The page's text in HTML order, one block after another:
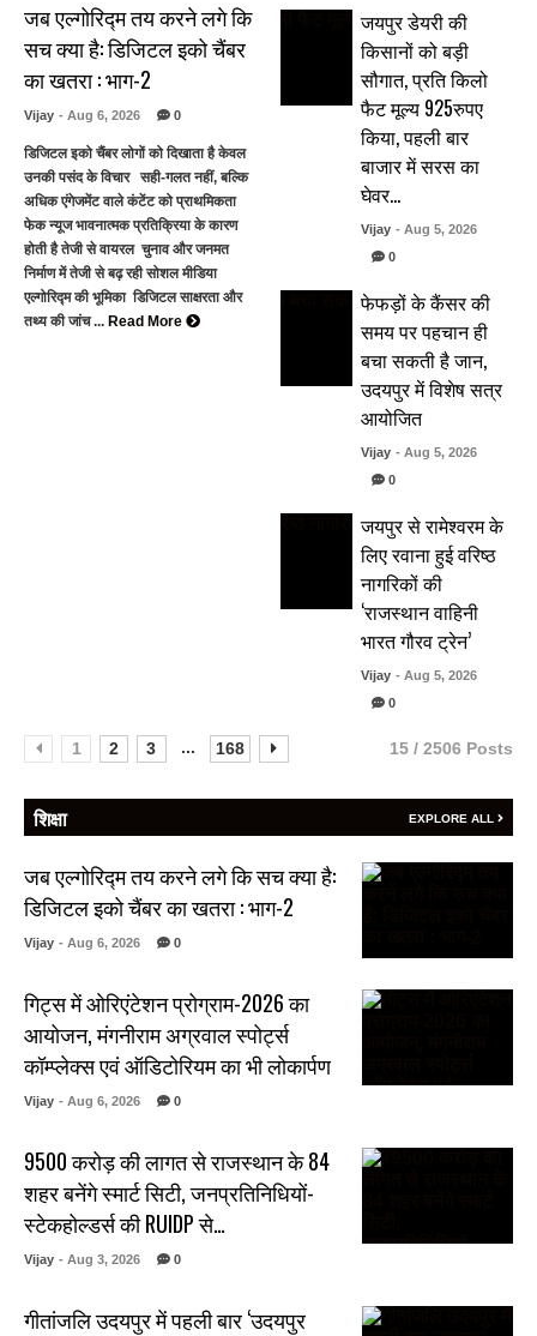
जब एल्गोरिद्म तय करने लगे कि
सच क्या है: डिजिटल इको चैंबर
का खतरा : भाग-2
Vijay - Aug 6, 2026 0
डिजिटल इको चैंबर लोगों को दिखाता है केवल
उनकी पसंद के विचार सही-गलत नहीं, बल्कि
अधिक एंगेजमेंट वाले कंटेंट को प्राथमिकता
फेक न्यूज भावनात्मक प्रतिक्रिया के कारण
होती है तेजी से वायरल चुनाव और जनमत
निर्माण में तेजी से बढ़ रही सोशल मीडिया
एल्गोरिद्म की भूमिका डिजिटल साक्षरता और
तथ्य की जांच ... Read More
जयपुर डेयरी की
किसानों को बड़ी
सौगात, प्रति किलो
फैट मूल्य 925रुपए
किया, पहली बार
बाजार में सरस का
घेवर…
Vijay - Aug 5, 2026
0
फेफड़ों के कैंसर की
समय पर पहचान ही
बचा सकती है जान,
उदयपुर में विशेष सत्र
आयोजित
Vijay - Aug 5, 2026
0
जयपुर से रामेश्वरम के
लिए रवाना हुई वरिष्ठ
नागरिकों की
‘राजस्थान वाहिनी
भारत गौरव ट्रेन’
Vijay - Aug 5, 2026
0
1 2 3 ... 168 15 / 2506 Posts
शिक्षा EXPLORE ALL
जब एल्गोरिद्म तय करने लगे कि सच क्या है:
डिजिटल इको चैंबर का खतरा : भाग-2
Vijay - Aug 6, 2026 0
गिट्स में ओरिएंटेशन प्रोग्राम-2026 का
आयोजन, मंगनीराम अग्रवाल स्पोर्ट्स
कॉम्प्लेक्स एवं ऑडिटोरियम का भी लोकार्पण
Vijay - Aug 6, 2026 0
₹9500 करोड़ की लागत से राजस्थान के 84
शहर बनेंगे स्मार्ट सिटी, जनप्रतिनिधियों-
स्टेकहोल्डर्स की RUIDP से…
Vijay - Aug 3, 2026 0
गीतांजलि उदयपुर में पहली बार ‘उदयपुर